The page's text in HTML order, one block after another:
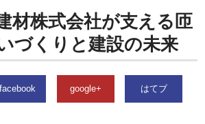
材株式会社が支える匝
づくりと建設の未来
facebook google+ はてブ